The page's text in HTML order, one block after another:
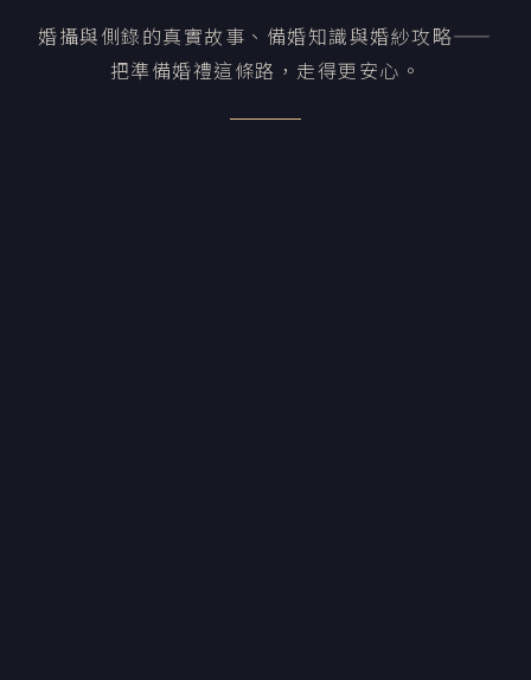
婚攝與側錄的真實故事、備婚知識與婚紗攻略——
把準備婚禮這條路，走得更安心。